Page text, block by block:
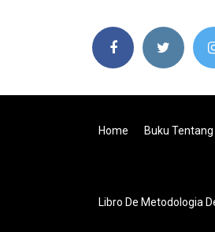
Home Buku
Libro De Metodologia